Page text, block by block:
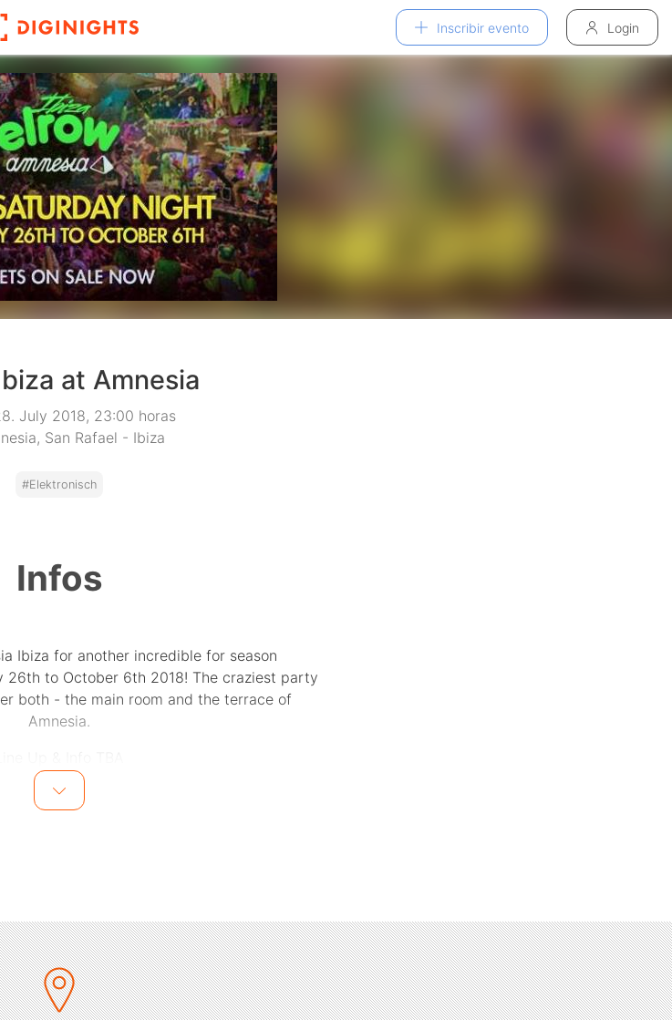
Inscribir evento Login
at Amnesia
July 2018, 23:00 horas
San Rafael - Ibiza
#Elektronisch
Infos
Ibiza for another incredible for season
26th to October 6th 2018! The craziest party
both - the main room and the terrace of
Amnesia.
Hard Ticket Via CLICK&COLLECT Now For
Only 3 Euros!